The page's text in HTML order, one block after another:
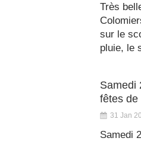
Très
sur le
pluie, le
Samedi
fêtes de
31 Jan
Samedi